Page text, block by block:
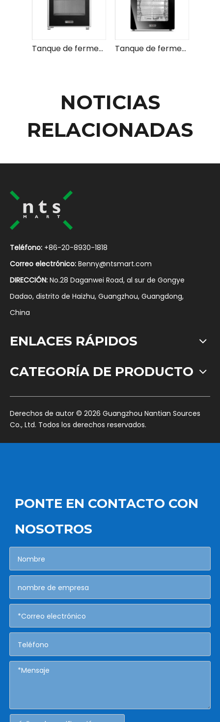
Tanque de fermentación comercial para panadería Tanque de fermentación de acero inoxidable
NOTICIAS
RELACIONADAS
Teléfono: +86-20-8930-1818
Correo electrónico: Benny@ntsmart.com
DIRECCIÓN: No.28 Daganwei Road, al sur de Gongye
Dadao, distrito de Haizhu, Guangzhou, Guangdong,
China
ENLACES RÁPIDOS
CATEGORÍA DE PRODUCTO
​Derechos de autor © 2026 Guangzhou Nantian Sources
Co., Ltd. Todos los derechos reservados.
PONTE EN CONTACTO CON
NOSOTROS